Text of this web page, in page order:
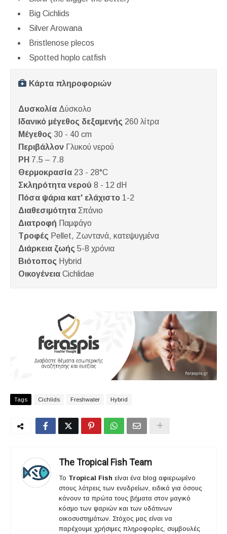
Big Cichlids
Silver Arowana
Bristlenose plecos
Spotted hoplo catfish
Κάρτα πληροφοριών
Δυσκολία Δύσκολο
Ιδανικό μέγεθος δεξαμενής 260 λίτρα
Μέγεθος 30 - 40 cm
Περιβάλλον Γλυκού νερού
PH 7.5 – 7.8
Θερμοκρασία 23 - 28°C
Σκληρότητα νερού 8 - 12 dH
Πόσα ψάρια κατ' ελάχιστο 1-2
Διαθεσιμότητα Σπάνιο
Διατροφή Παμφάγο
Τροφές Pellet, Ζωντανά, κατεψυγμένα
Διάρκεια ζωής 5-8 χρόνια
Βιότοπος Hybrid
Οικογένεια Cichlidae
Tags Cichlids Freshwater Hybrid
The Tropical Fish Team
Το Tropical Fish είναι ένα blog αφιερωμένο
στους λάτρεις των ενυδρείων, ειδικά για όσους
κάνουν τα πρώτα τους βήματα στον μαγικό
κόσμο των ψαριών και των υδάτινων
οικοσυστημάτων. Στόχος μας είναι να
παρέχουμε χρήσιμες πληροφορίες, συμβουλές